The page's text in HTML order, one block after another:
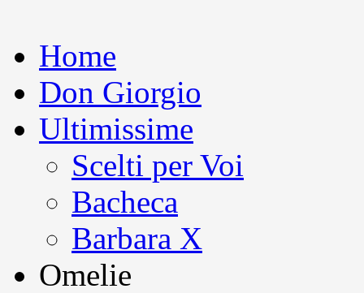
Home
Don Giorgio
Ultimissime
Scelti per Voi
Bacheca
Barbara X
Omelie